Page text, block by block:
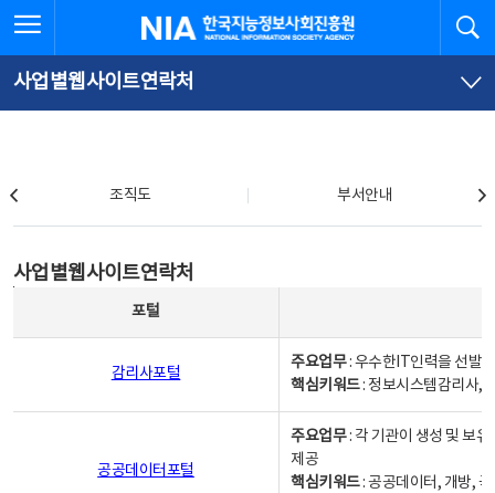
문
로
가
체
뉴
바
가
한국지능정보사회진흥원
사업별웹사이트연락처
조직도 부서안내
사업별웹사이트연락처
포털
감리사포털
주요업무: 우수한IT인력을 선발
핵심키워드: 정보시스템감리사,
공공데이터포털
주요업무: 각 기관이 생성 및 보
제공
핵심키워드: 공공데이터, 개방,